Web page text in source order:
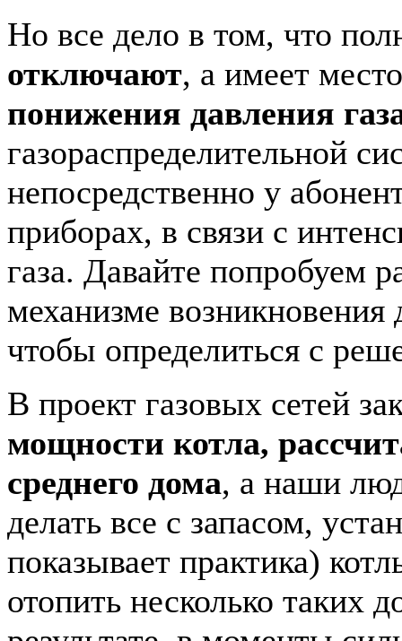
Но все дело в том, что
отключают, а имеет
понижения давления
газораспределительной
непосредственно у
приборах, в связи с
газа. Давайте попробуем
механизме
чтобы определиться с
В проект газовых сетей
мощности котла,
среднего дома, а наши
делать все с запасом,
показывает практика)
отопить несколько таких